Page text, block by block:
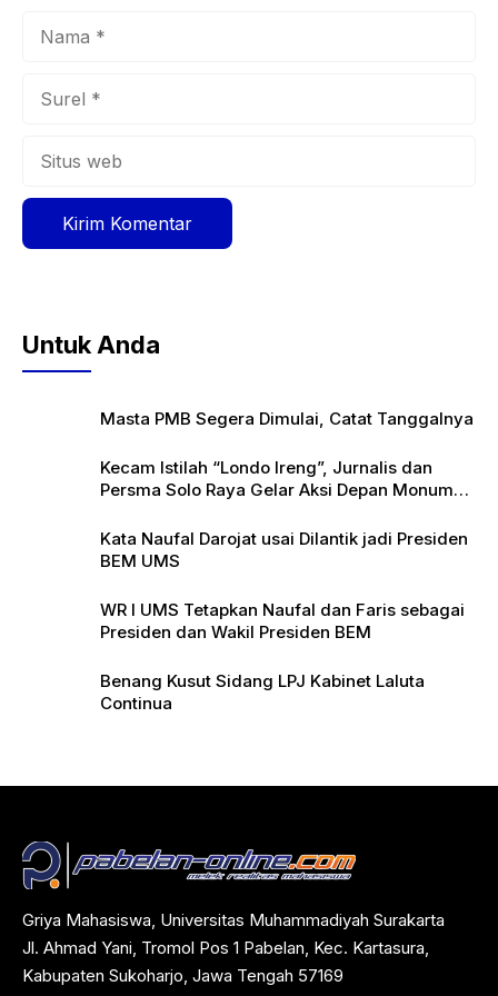
Untuk Anda
Masta PMB Segera Dimulai, Catat Tanggalnya
Kecam Istilah “Londo Ireng”, Jurnalis dan
Persma Solo Raya Gelar Aksi Depan Monumen
Kata Naufal Darojat usai Dilantik jadi Presiden
BEM UMS
WR I UMS Tetapkan Naufal dan Faris sebagai
Presiden dan Wakil Presiden BEM
Benang Kusut Sidang LPJ Kabinet Laluta
Continua
Griya Mahasiswa, Universitas Muhammadiyah Surakarta
Jl. Ahmad Yani, Tromol Pos 1 Pabelan, Kec. Kartasura,
Kabupaten Sukoharjo, Jawa Tengah 57169